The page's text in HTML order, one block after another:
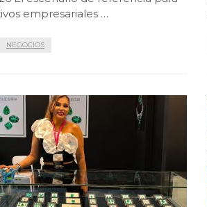
empresariales …
NEGOCIOS